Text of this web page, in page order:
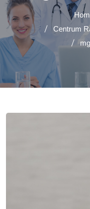
Centrum